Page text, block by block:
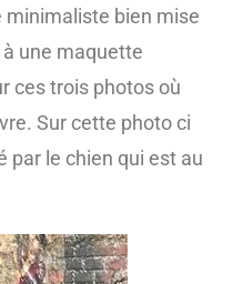
minimaliste bien mise
une maquette
ces trois photos où
Sur cette photo ci
par le chien qui est au